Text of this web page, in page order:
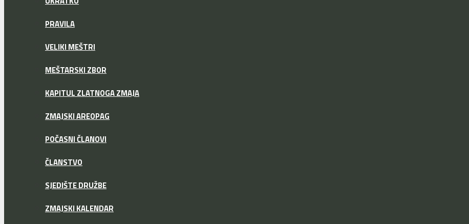
PRAVILA
VELIKI MEŠTRI
MEŠTARSKI ZBOR
KAPITUL ZLATNOGA ZMAJA
ZMAJSKI AREOPAG
POČASNI ČLANOVI
ČLANSTVO
SJEDIŠTE DRUŽBE
ZMAJSKI KALENDAR